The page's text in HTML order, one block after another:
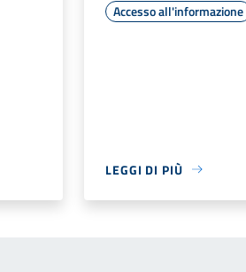
Accesso all'informazione
LEGGI DI PIÙ